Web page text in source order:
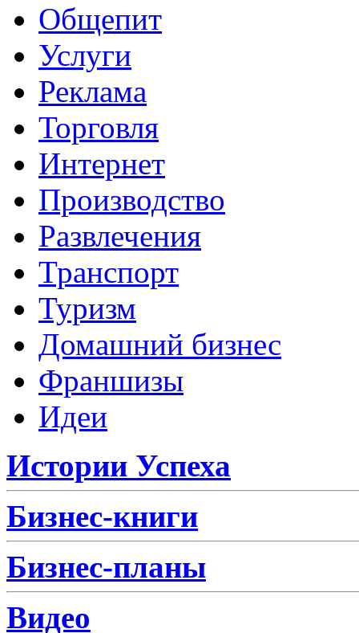
Общепит
Услуги
Реклама
Торговля
Интернет
Производство
Развлечения
Транспорт
Туризм
Домашний бизнес
Франшизы
Идеи
Истории Успеха
Бизнес-книги
Бизнес-планы
Видео